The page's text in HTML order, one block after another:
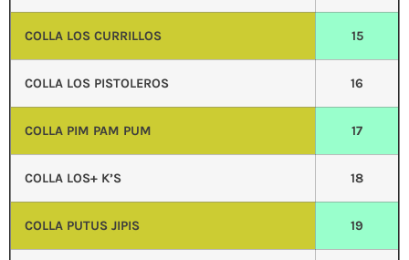
COLLA LOS CURRILLOS 15
COLLA LOS PISTOLEROS 16
COLLA PIM PAM PUM 17
COLLA LOS+ K’S 18
COLLA PUTUS JIPIS 19